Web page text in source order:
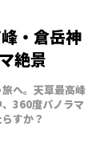
・倉岳神
絶景
へ。天草最高峰
360度パノラマ
すか？